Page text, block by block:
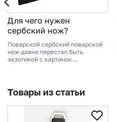
Для чего нужен
сербский нож?
Поварской сербский поварской
нож давно перестал быть
экзотикой с картинок...
Товары из статьи